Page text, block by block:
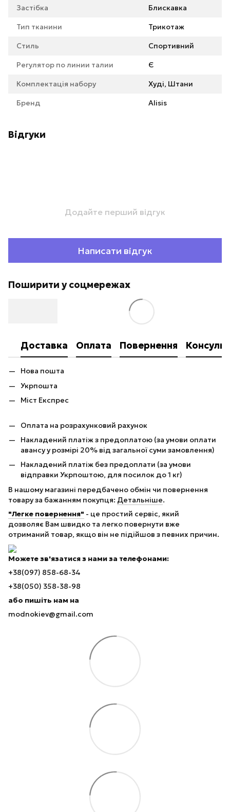
Застібка Блискавка
Тип тканини Трикотаж
Стиль Спортивний
Регулятор по линии талии Є
Комплектація набору Худі, Штани
Бренд Alisis
Відгуки
Додайте перший відгук
Написати відгук
Поширити у соцмережах
Доставка Оплата Повернення
Нова пошта
Укрпошта
Міст Експрес
Оплата на розрахунковий рахунок
Накладений платіж з предоплатою (за умови оплати
авансу у розмірі 20% від загальної суми замовлення)
Накладений платіж без предоплати (за умови
відправки Укрпоштою, для посилок до 1 кг)
В нашому магазині передбачено обмін чи повернення
товару за бажанням покупця: Детальніше.
"Легке повернення" - це простий сервіс, який
дозволяє Вам швидко та легко повернути вже
отриманий товар, якщо він не підійшов з певних причин.
Можете зв'язатися з нами за телефонами:
+38(097) 858-68-34
+38(050) 358-38-98
або пишіть нам на
modnokiev@gmail.com